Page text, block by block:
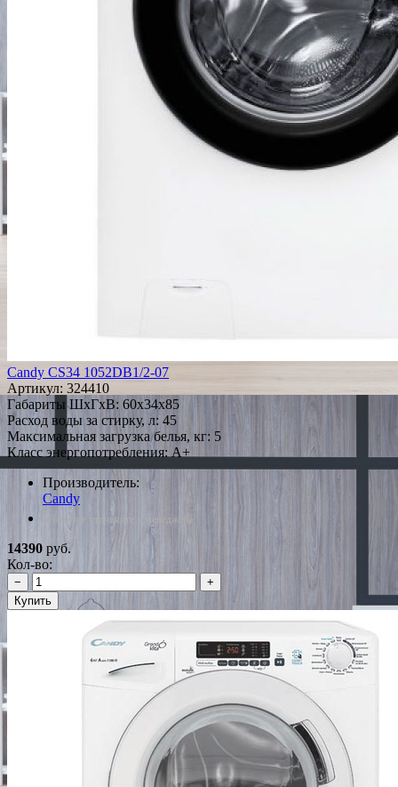
Candy CS34 1052DB1/2-07
Артикул: 324410
Габариты ШxГxВ: 60x34x85
Расход воды за стирку, л: 45
Максимальная загрузка белья, кг: 5
Класс энергопотребления: A+
Производитель:
Candy
*Наличие уточняйте у менеджера
14390 руб.
Кол-во:
−
+
Купить